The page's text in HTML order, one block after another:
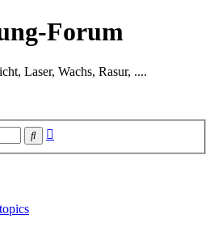
Forum
Laser, Wachs, Rasur, ....
Search